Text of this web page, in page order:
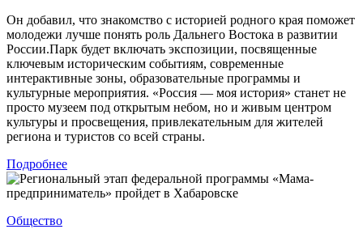
Он добавил, что знакомство с историей родного края поможет
молодежи лучше понять роль Дальнего Востока в развитии
России.Парк будет включать экспозиции, посвященные
ключевым историческим событиям, современные
интерактивные зоны, образовательные программы и
культурные мероприятия. «Россия — моя история» станет не
просто музеем под открытым небом, но и живым центром
культуры и просвещения, привлекательным для жителей
региона и туристов со всей страны.
Подробнее
Общество